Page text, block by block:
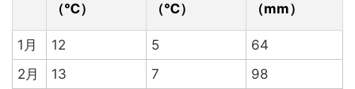
（℃）
（℃）
（mm）
1月 12 5
64
2月
13 7
98